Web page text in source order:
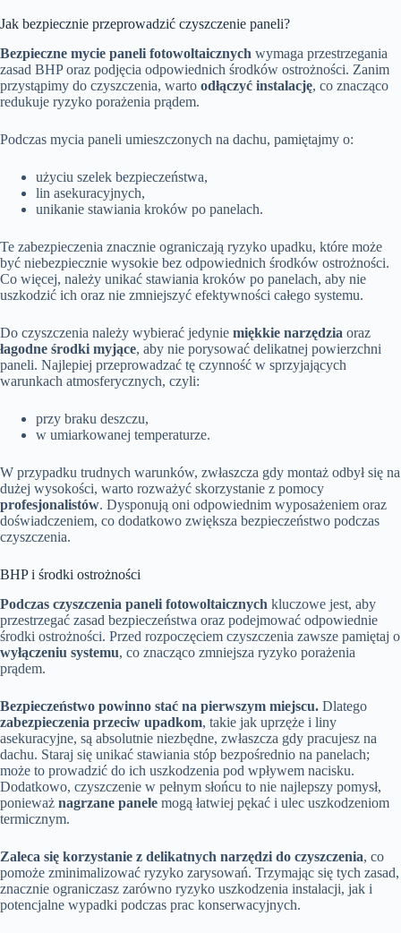
Jak bezpiecznie przeprowadzić czyszczenie paneli?
Bezpieczne mycie paneli fotowoltaicznych wymaga przestrzegania
zasad BHP oraz podjęcia odpowiednich środków ostrożności. Zanim
przystąpimy do czyszczenia, warto odłączyć instalację, co znacząco
redukuje ryzyko porażenia prądem.
Podczas mycia paneli umieszczonych na dachu, pamiętajmy o:
użyciu szelek bezpieczeństwa,
lin asekuracyjnych,
unikanie stawiania kroków po panelach.
Te zabezpieczenia znacznie ograniczają ryzyko upadku, które może
być niebezpiecznie wysokie bez odpowiednich środków ostrożności.
Co więcej, należy unikać stawiania kroków po panelach, aby nie
uszkodzić ich oraz nie zmniejszyć efektywności całego systemu.
Do czyszczenia należy wybierać jedynie miękkie narzędzia oraz
łagodne środki myjące, aby nie porysować delikatnej powierzchni
paneli. Najlepiej przeprowadzać tę czynność w sprzyjających
warunkach atmosferycznych, czyli:
przy braku deszczu,
w umiarkowanej temperaturze.
W przypadku trudnych warunków, zwłaszcza gdy montaż odbył się na
dużej wysokości, warto rozważyć skorzystanie z pomocy
profesjonalistów. Dysponują oni odpowiednim wyposażeniem oraz
doświadczeniem, co dodatkowo zwiększa bezpieczeństwo podczas
czyszczenia.
BHP i środki ostrożności
Podczas czyszczenia paneli fotowoltaicznych kluczowe jest, aby
przestrzegać zasad bezpieczeństwa oraz podejmować odpowiednie
środki ostrożności. Przed rozpoczęciem czyszczenia zawsze pamiętaj o
wyłączeniu systemu, co znacząco zmniejsza ryzyko porażenia
prądem.
Bezpieczeństwo powinno stać na pierwszym miejscu. Dlatego
zabezpieczenia przeciw upadkom, takie jak uprzęże i liny
asekuracyjne, są absolutnie niezbędne, zwłaszcza gdy pracujesz na
dachu. Staraj się unikać stawiania stóp bezpośrednio na panelach;
może to prowadzić do ich uszkodzenia pod wpływem nacisku.
Dodatkowo, czyszczenie w pełnym słońcu to nie najlepszy pomysł,
ponieważ nagrzane panele mogą łatwiej pękać i ulec uszkodzeniom
termicznym.
Zaleca się korzystanie z delikatnych narzędzi do czyszczenia, co
pomoże zminimalizować ryzyko zarysowań. Trzymając się tych zasad,
znacznie ograniczasz zarówno ryzyko uszkodzenia instalacji, jak i
potencjalne wypadki podczas prac konserwacyjnych.